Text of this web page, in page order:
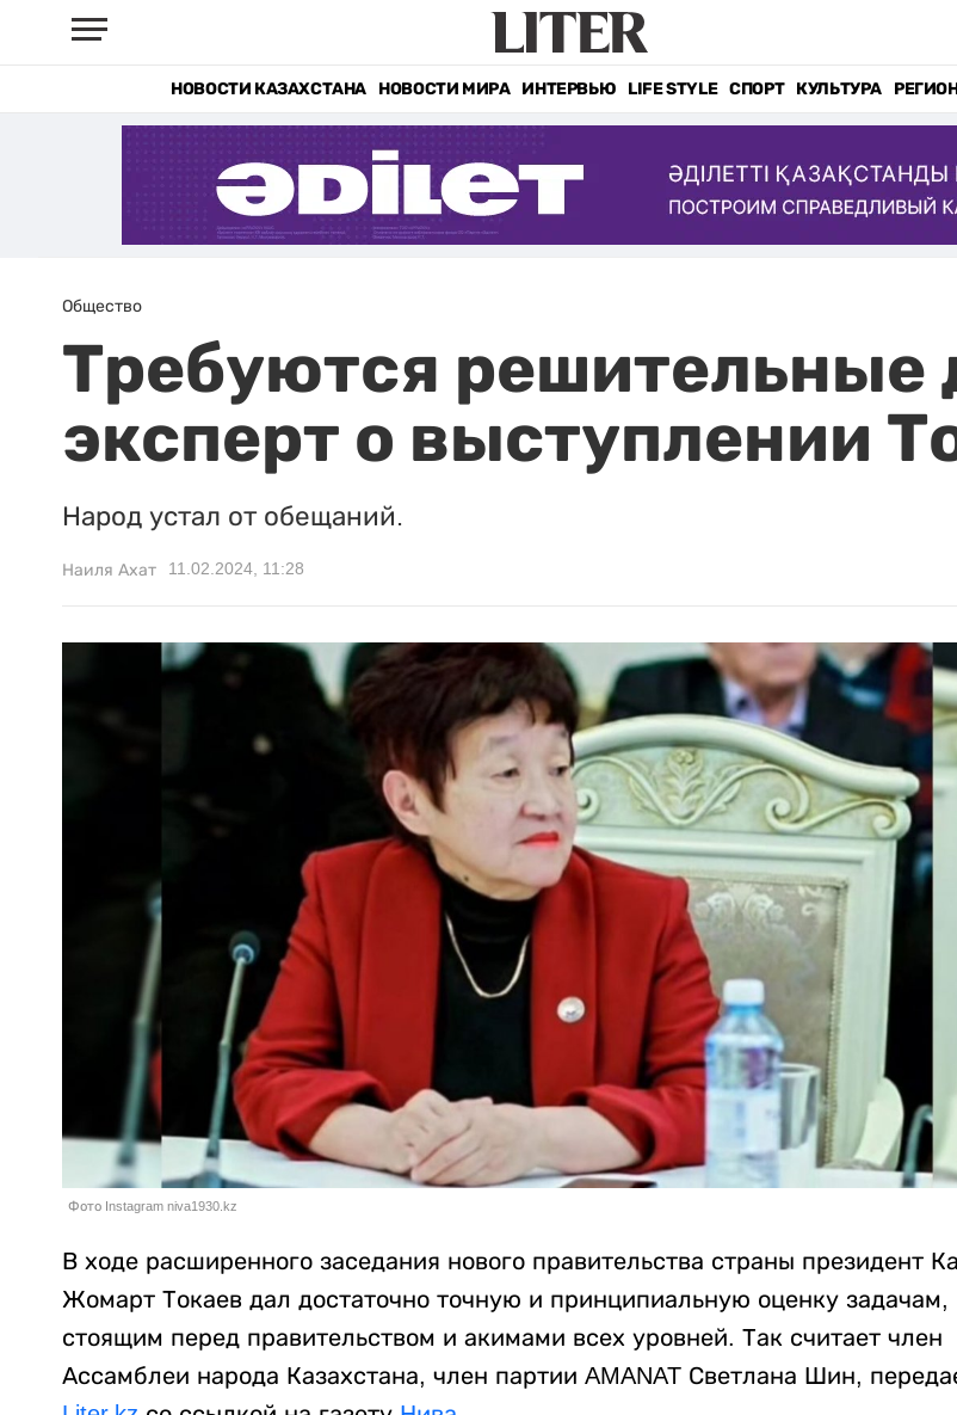
НОВОСТИ КАЗАХСТАНА НОВОСТИ МИРА ИНТЕРВЬЮ LIFE STYLE СПОРТ КУЛЬТУРА
Общество
Требуются решительные
эксперт о выступлении
Народ устал от обещаний.
Наиля Ахат 11.02.2024, 11:28
Фото Instagram niva1930.kz
В ходе расширенного заседания нового правительства страны президент
Жомарт Токаев дал достаточно точную и принципиальную оценку задачам,
стоящим перед правительством и акимами всех уровней. Так считает член
Ассамблеи народа Казахстана, член партии AMANAT Светлана Шин,